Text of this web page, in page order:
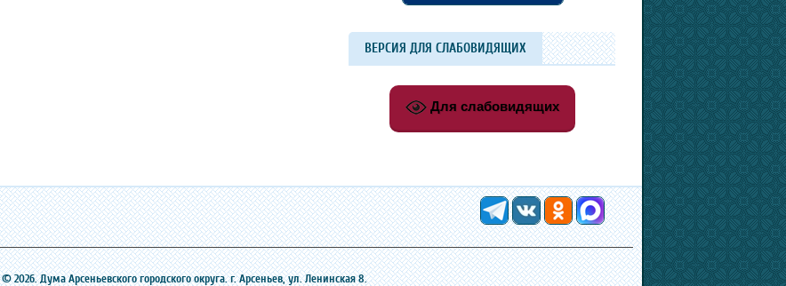
ВЕРСИЯ ДЛЯ СЛАБОВИДЯЩИХ
Для слабовидящих
© 2026. Дума Арсеньевского городского округа. г. Арсеньев, ‎ул. Ленинская 8.